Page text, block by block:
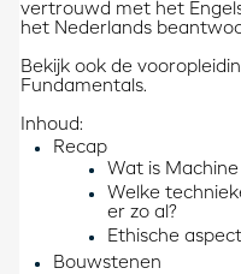
vertrouwd met het
het Nederlands
Bekijk ook de
Fundamentals.
Inhoud:
Recap
Wat is
Welke
er zo al?
Ethische
Bouwstenen